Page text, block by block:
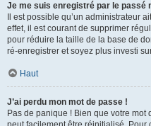
Je me suis enregistré par le passé
Il est possible qu’un administrateur
effet, il est courant de supprimer
pour réduire la taille de la base de
ré-enregistrer et soyez plus investi
Haut
J’ai perdu mon mot de passe !
Pas de panique ! Bien que votre mot